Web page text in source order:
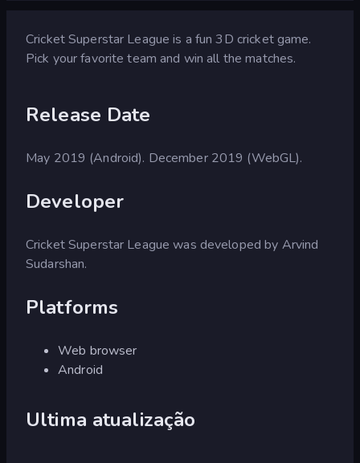
Cricket Superstar League is a fun 3D cricket game.
Pick your favorite team and win all the matches.
Release Date
May 2019 (Android). December 2019 (WebGL).
Developer
Cricket Superstar League was developed by Arvind
Sudarshan.
Platforms
Web browser
Android
Ultima atualização